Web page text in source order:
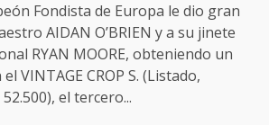
Fondista de Europa le dio gran
AIDAN O’BRIEN y a su jinete
RYAN MOORE, obteniendo un
VINTAGE CROP S. (Listado,
el tercero...